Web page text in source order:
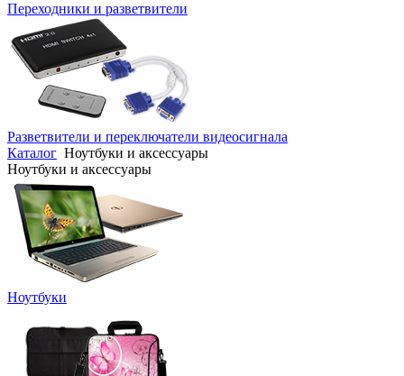
Переходники и разветвители
Разветвители и переключатели видеосигнала
Каталог Ноутбуки и аксессуары
Ноутбуки и аксессуары
Ноутбуки